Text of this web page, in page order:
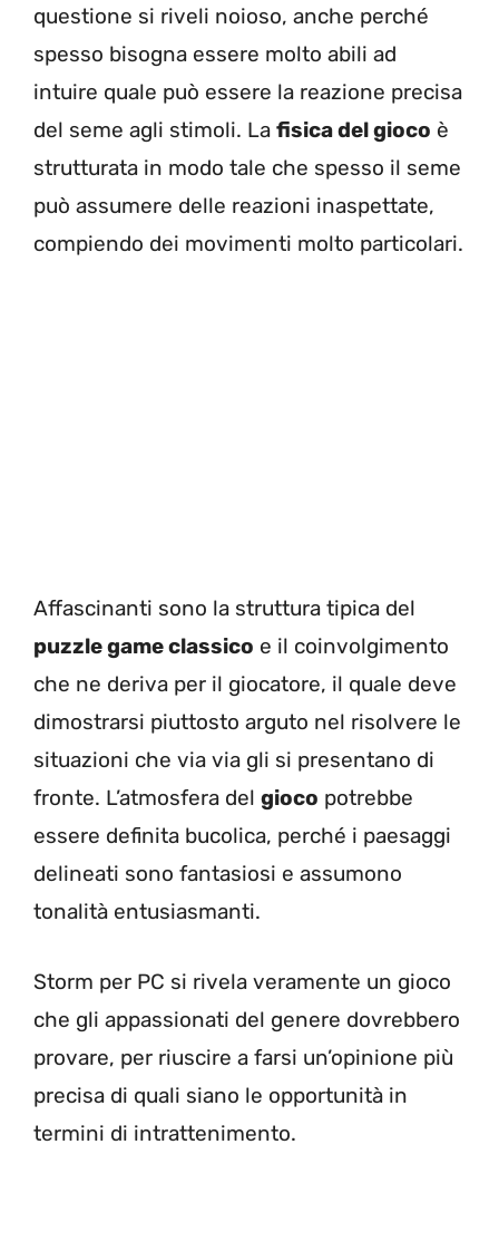
questione si riveli noioso, anche perché
spesso bisogna essere molto abili ad
intuire quale può essere la reazione precisa
del seme agli stimoli. La fisica del gioco è
strutturata in modo tale che spesso il seme
può assumere delle reazioni inaspettate,
compiendo dei movimenti molto particolari.
Affascinanti sono la struttura tipica del
puzzle game classico e il coinvolgimento
che ne deriva per il giocatore, il quale deve
dimostrarsi piuttosto arguto nel risolvere le
situazioni che via via gli si presentano di
fronte. L’atmosfera del gioco potrebbe
essere definita bucolica, perché i paesaggi
delineati sono fantasiosi e assumono
tonalità entusiasmanti.
Storm per PC si rivela veramente un gioco
che gli appassionati del genere dovrebbero
provare, per riuscire a farsi un’opinione più
precisa di quali siano le opportunità in
termini di intrattenimento.